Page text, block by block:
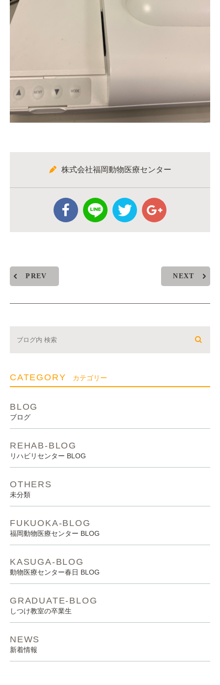
株式会社福岡動物医療センター
PREV NEXT
CATEGORY カテゴリー
BLOG
ブログ
REHAB-BLOG
リハビリセンター BLOG
OTHERS
未分類
FUKUOKA-BLOG
福岡動物医療センター BLOG
KASUGA-BLOG
動物医療センター春日 BLOG
GRADUATE-BLOG
しつけ教室の卒業生
NEWS
新着情報